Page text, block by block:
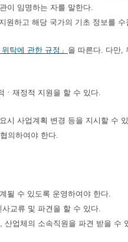
이 임명하는 자를 말한다.
하고 해당 국가의 기초 정보를
탁에 관한 규정」 을 따른다. 다만,
ㆍ재정적 지원을 할 수 있다.
시 사업계획 변경 등을 지시할 수
의하여야 한다.
될 수 있도록 운영하여야 한다.
교류 및 파견을 할 수 있다.
업체의 소속직원을 파견 받을 수